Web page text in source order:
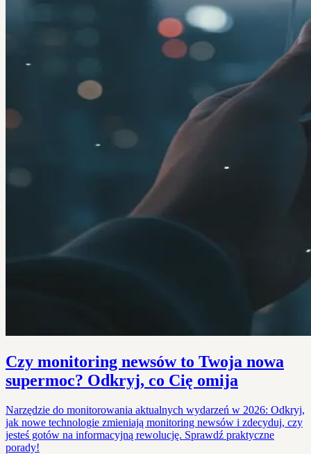
Czy monitoring newsów to Twoja nowa
supermoc? Odkryj, co Cię omija
Narzędzie do monitorowania aktualnych wydarzeń w 2026: Odkryj,
jak nowe technologie zmieniają monitoring newsów i zdecyduj, czy
jesteś gotów na informacyjną rewolucję. Sprawdź praktyczne
porady!